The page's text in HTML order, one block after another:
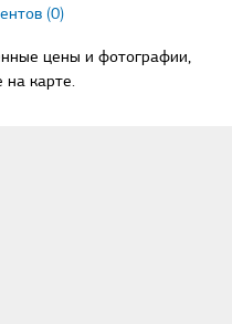
цены и фотографии,
карте.
(0)